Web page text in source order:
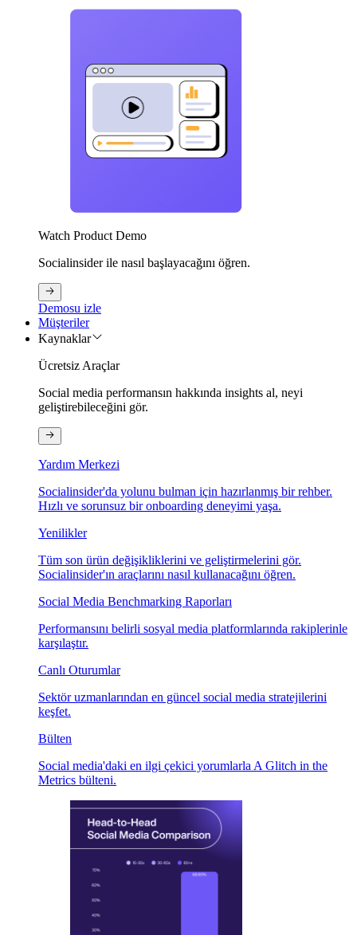
Watch Product Demo
Socialinsider ile nasıl başlayacağını öğren.
Demosu izle
Müşteriler
Kaynaklar
Ücretsiz Araçlar
Social media performansın hakkında insights al, neyi
geliştirebileceğini gör.
Yardım Merkezi
Socialinsider'da yolunu bulman için hazırlanmış bir rehber.
Hızlı ve sorunsuz bir onboarding deneyimi yaşa.
Yenilikler
Tüm son ürün değişikliklerini ve geliştirmelerini gör.
Socialinsider'ın araçlarını nasıl kullanacağını öğren.
Social Media Benchmarking Raporları
Performansını belirli sosyal media platformlarında rakiplerinle
karşılaştır.
Canlı Oturumlar
Sektör uzmanlarından en güncel social media stratejilerini
keşfet.
Bülten
Social media'daki en ilgi çekici yorumlarla A Glitch in the
Metrics bülteni.